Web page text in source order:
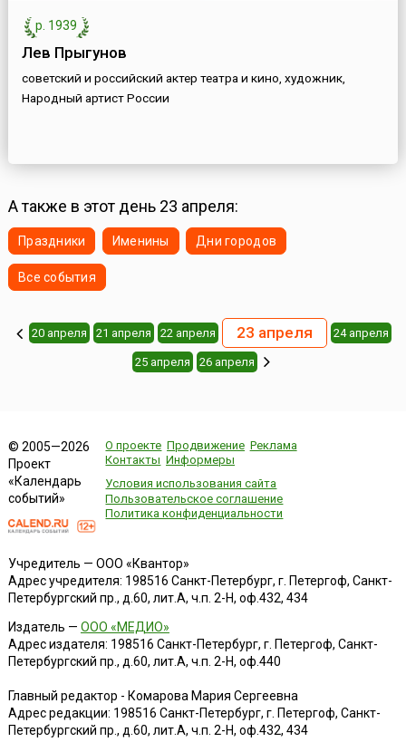
р. 1939
Лев Прыгунов
советский и российский актер театра и кино, художник,
Народный артист России
А также в этот день 23 апреля:
Праздники Именины Дни городов
Все события
20 апреля 21 апреля 22 апреля 23 апреля 24 апреля
25 апреля 26 апреля
© 2005—2026
Проект
«Календарь
событий»
О проекте Продвижение Реклама
Контакты Информеры
Условия использования сайта
Пользовательское соглашение
Политика конфиденциальности
Учредитель — ООО «Квантор»
Адрес учредителя: 198516 Санкт-Петербург, г. Петергоф, Санкт-
Петербургский пр., д.60, лит.А, ч.п. 2-Н, оф.432, 434
Издатель — ООО «МЕДИО»
Адрес издателя: 198516 Санкт-Петербург, г. Петергоф, Санкт-
Петербургский пр., д.60, лит.А, ч.п. 2-Н, оф.440
Главный редактор - Комарова Мария Сергеевна
Адрес редакции: 198516 Санкт-Петербург, г. Петергоф, Санкт-
Петербургский пр., д.60, лит.А, ч.п. 2-Н, оф.432, 434